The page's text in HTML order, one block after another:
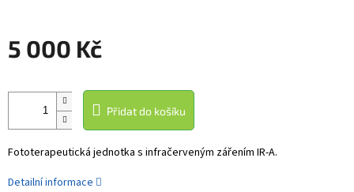
5 000 Kč
cena:
Přidat do košíku
Fototerapeutická jednotka s infračerveným zářením IR-A.
Detailní informace